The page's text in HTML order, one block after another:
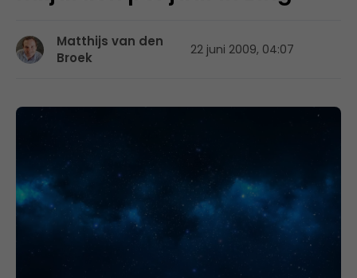
Matthijs van den
Broek
22 juni 2009, 04:07